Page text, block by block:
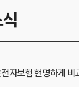
자보험 현명하게 비